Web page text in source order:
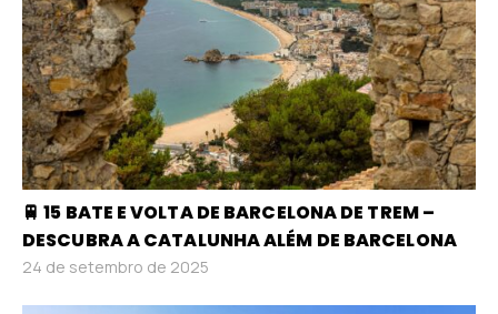
🚆 15 BATE E VOLTA DE BARCELONA DE TREM –
DESCUBRA A CATALUNHA ALÉM DE BARCELONA
24 de setembro de 2025